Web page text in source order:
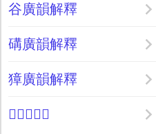
谷廣韻解釋
䃓廣韻解釋
獐廣韻解釋
𨽿廣韻解釋